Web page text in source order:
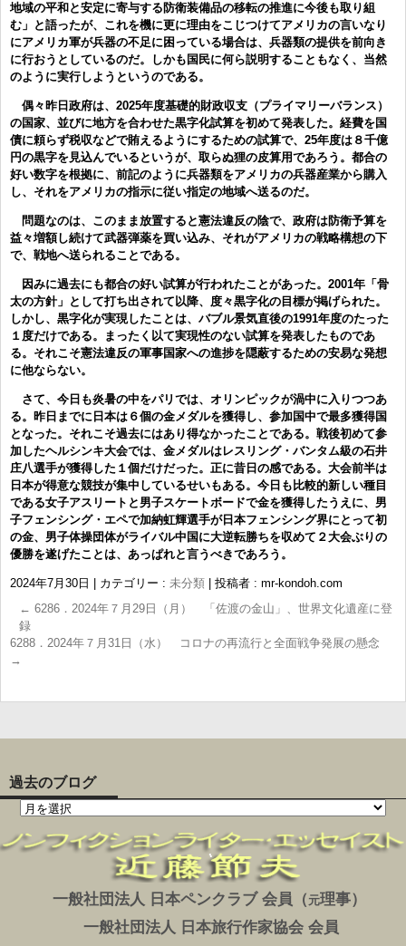
地域の平和と安定に寄与する防衛装備品の移転の推進に今後も取り組
む」と語ったが、これを機に更に理由をこじつけてアメリカの言いなり
にアメリカ軍が兵器の不足に困っている場合は、兵器類の提供を前向き
に行おうとしているのだ。しかも国民に何ら説明することもなく、当然
のように実行しようというのである。
偶々昨日政府は、2025年度基礎的財政収支（プライマリーバランス）
の国家、並びに地方を合わせた黒字化試算を初めて発表した。経費を国
債に頼らず税収などで賄えるようにするための試算で、25年度は８千億
円の黒字を見込んでいるというが、取らぬ狸の皮算用であろう。都合の
好い数字を根拠に、前記のように兵器類をアメリカの兵器産業から購入
し、それをアメリカの指示に従い指定の地域へ送るのだ。
問題なのは、このまま放置すると憲法違反の陰で、政府は防衛予算を
益々増額し続けて武器弾薬を買い込み、それがアメリカの戦略構想の下
で、戦地へ送られることである。
因みに過去にも都合の好い試算が行われたことがあった。2001年「骨
太の方針」として打ち出されて以降、度々黒字化の目標が掲げられた。
しかし、黒字化が実現したことは、バブル景気直後の1991年度のたった
１度だけである。まったく以て実現性のない試算を発表したものであ
る。それこそ憲法違反の軍事国家への進捗を隠蔽するための安易な発想
に他ならない。
さて、今日も炎暑の中をパリでは、オリンピックが渦中に入りつつあ
る。昨日までに日本は６個の金メダルを獲得し、参加国中で最多獲得国
となった。それこそ過去にはあり得なかったことである。戦後初めて参
加したヘルシンキ大会では、金メダルはレスリング・バンタム級の石井
庄八選手が獲得した１個だけだった。正に昔日の感である。大会前半は
日本が得意な競技が集中しているせいもある。今日も比較的新しい種目
である女子アスリートと男子スケートボードで金を獲得したうえに、男
子フェンシング・エペで加納虹輝選手が日本フェンシング界にとって初
の金、男子体操団体がライバル中国に大逆転勝ちを収めて２大会ぶりの
優勝を遂げたことは、あっぱれと言うべきであろう。
2024年7月30日 カテゴリー : 未分類
投稿者 : mr-kondoh.com
← 6286．2024年７月29日（月） 「佐渡の金山」、世界文化遺産に登
録
6288．2024年７月31日（水） コロナの再流行と全面戦争発展の懸念
→
過去のブログ
一般社団法人 日本ペンクラブ 会員（ 元理事）
一般社団法人 日本旅行作家協会 会員